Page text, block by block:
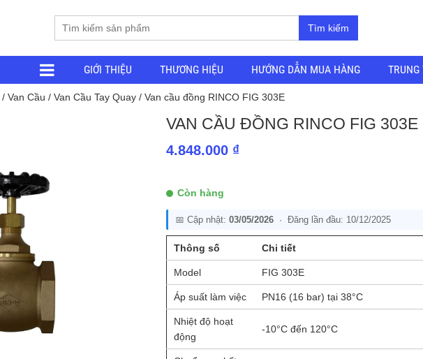
Tìm kiếm
GIỚI THIỆU THƯƠNG HIỆU HƯỚNG DẪN MUA HÀNG
/ Van Cầu / Van Cầu Tay Quay / Van cầu đồng RINCO FIG 303E
VAN CẦU ĐỒNG RINCO FIG 303E
4.848.000 ₫
Còn hàng
📅 Cập nhật: 03/05/2026· Đăng lần đầu: 10/12/2025
Thông số Chi tiết
Model FIG 303E
Áp suất làm việc PN16 (16 bar) tại 38°C
Nhiệt độ hoạt
động
-10°C đến 120°C